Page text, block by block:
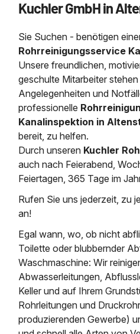
Saugbagger /
Heizung / Sanitär
Tiefbau
Unternehmen
Stellenangebote
Kontakt
Kuchler GmbH in
Sie Suchen - benötigen
Rohrreinigungsservice
Unsere freundlichen,
geschulte Mitarbeiter
Angelegenheiten und
professionelle
Kanalinspektion in
bereit, zu helfen.
Durch unseren Kuchler
auch nach Feierabend,
Feiertagen, 365 Tage im
Rufen Sie uns jederzeit, zu
an!
Egal wann, wo, ob nicht
Toilette oder blubbernder
Waschmaschine: Wir
Abwasserleitungen,
Keller und auf Ihrem
Rohrleitungen und
produzierenden Gewerbe)